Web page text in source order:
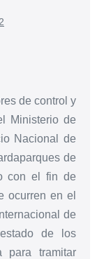
de control y
Ministerio de
Nacional de
de
con el fin de
ocurren en el
de
de los
para tramitar